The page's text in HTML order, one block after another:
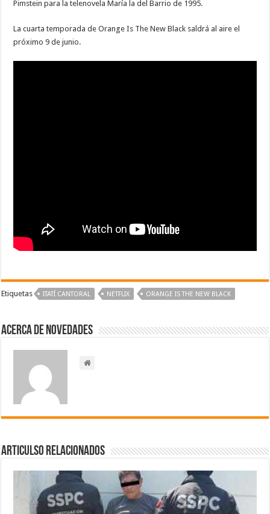
Pimstein para la telenovela María la del Barrio de 1995.
La cuarta temporada de Orange Is The New Black saldrá al aire el
próximo 9 de junio.
Etiquetas ITATÍ CANTORAL ‪NETFLIX‬ ORANGE IS THE NEW BLACK
Acerca de NOVEDADES
Articulso Relacionados